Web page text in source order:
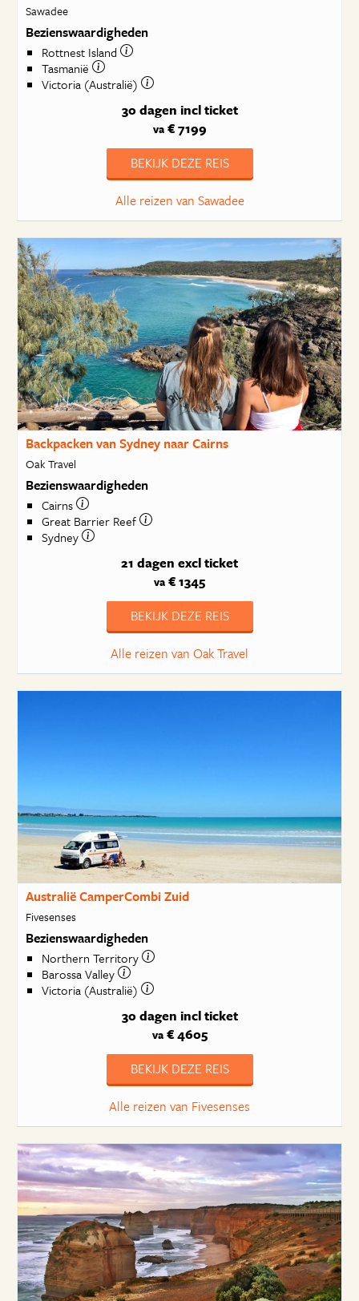
Sawadee
Bezienswaardigheden
Rottnest Island
Tasmanië
Victoria (Australië)
30 dagen incl ticket
va€ 7199
BEKIJK DEZE REIS
Alle reizen van Sawadee
Backpacken van Sydney naar Cairns
Oak Travel
Bezienswaardigheden
Cairns
Great Barrier Reef
Sydney
21 dagen excl ticket
va € 1345
BEKIJK DEZE REIS
Alle reizen van Oak Travel
Australië CamperCombi Zuid
Fivesenses
Bezienswaardigheden
Northern Territory
Barossa Valley
Victoria (Australië)
30 dagen incl ticket
va€ 4605
BEKIJK DEZE REIS
Alle reizen van Fivesenses